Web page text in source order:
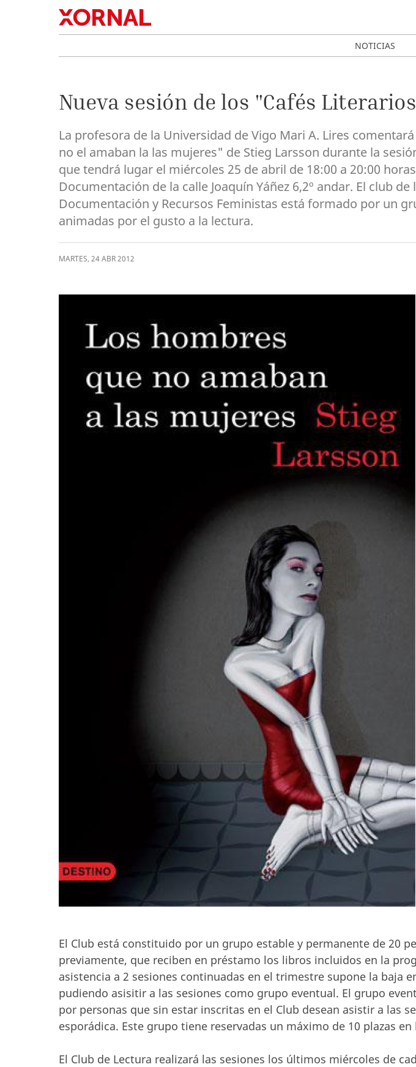
NOTICIAS
Nueva sesión de los "Cafés
La profesora de la Universidad de Vigo Mari A. Lires
no el amaban la las mujeres" de Stieg Larsson durante la
que tendrá lugar el miércoles 25 de abril de 18:00 a 20:00
Documentación de la calle Joaquín Yáñez 6,2º andar. El club
Documentación y Recursos Feministas está formado por un
animadas por el gusto a la lectura.
MARTES, 24ABR2012
El Club está constituido por un grupo estable y permanente de 20
previamente, que reciben en préstamo los libros incluidos en la
asistencia a 2 sesiones continuadas en el trimestre supone la baja
pudiendo asisitir a las sesiones como grupo eventual. El grupo
por personas que sin estar inscritas en el Club desean asistir a las
esporádica. Este grupo tiene reservadas un máximo de 10 plazas en
El Club de Lectura realizará las sesiones los últimos miércoles de